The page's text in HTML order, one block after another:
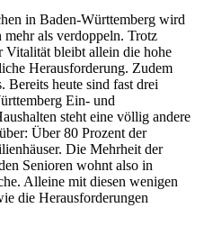
in Baden-Württemberg wird
mehr als verdoppeln. Trotz
Vitalität bleibt allein die hohe
Herausforderung. Zudem
Bereits heute sind fast drei
Ein- und
steht eine völlig andere
Über 80 Prozent der
Die Mehrheit der
Senioren wohnt also in
Alleine mit diesen wenigen
die Herausforderungen